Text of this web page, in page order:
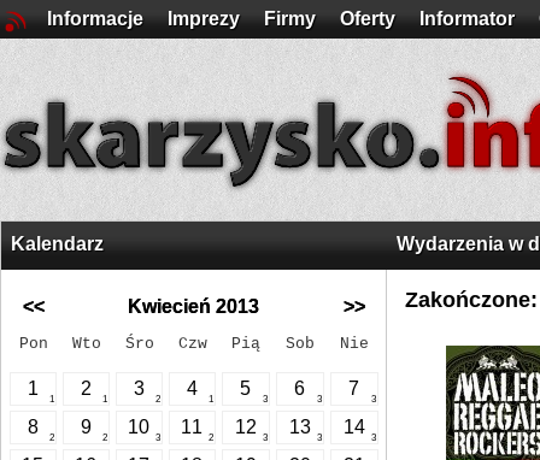
Informacje Imprezy Firmy Oferty Informator
Kalendarz
<< Kwiecień 2013 >>
Pon Wto Śro Czw Pią Sob Nie
1
1
2
1
3
2
4
1
5
3
6
3
7
3
8
2
9
2
10
3
11
2
12
3
13
3
14
3
Wydarzenia w
Zakończone: